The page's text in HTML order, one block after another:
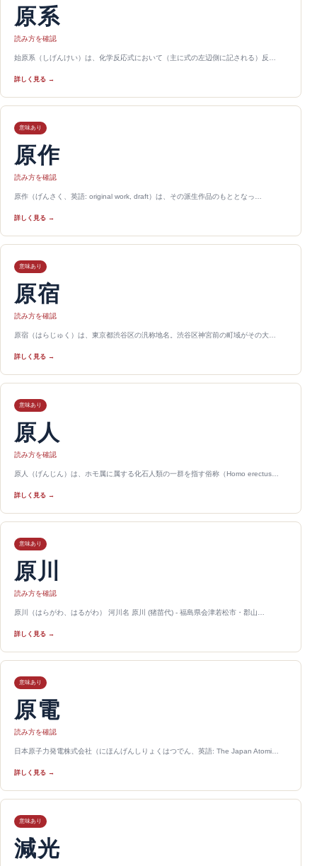
原系
読み方を確認
始原系（しげんけい）は、化学反応式において（主に式の左辺側に記される）反…
詳しく見る →
意味あり
原作
読み方を確認
原作（げんさく、英語: original work, draft）は、その派生作品のもととなっ…
詳しく見る →
意味あり
原宿
読み方を確認
原宿（はらじゅく）は、東京都渋谷区の汎称地名。渋谷区神宮前の町域がその大…
詳しく見る →
意味あり
原人
読み方を確認
原人（げんじん）は、ホモ属に属する化石人類の一群を指す俗称（Homo erectus…
詳しく見る →
意味あり
原川
読み方を確認
原川（はらがわ、はるがわ） 河川名 原川 (猪苗代) - 福島県会津若松市・郡山…
詳しく見る →
意味あり
原電
読み方を確認
日本原子力発電株式会社（にほんげんしりょくはつでん、英語: The Japan Atomi…
詳しく見る →
意味あり
減光